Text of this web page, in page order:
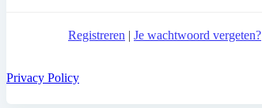
Registreren | Je wachtwoord vergeten?
Privacy Policy